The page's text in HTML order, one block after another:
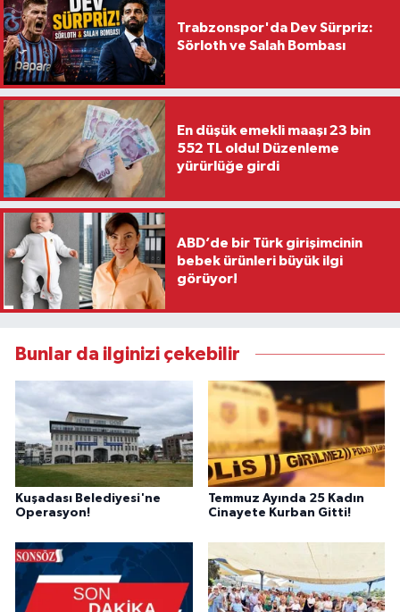
Trabzonspor'da Dev Sürpriz:
Sörloth ve Salah Bombası
En düşük emekli maaşı 23 bin
552 TL oldu! Düzenleme
yürürlüğe girdi
ABD’de bir Türk girişimcinin
bebek ürünleri büyük ilgi
görüyor!
Bunlar da ilginizi çekebilir
Kuşadası Belediyesi'ne
Operasyon!
Temmuz Ayında 25 Kadın
Cinayete Kurban Gitti!